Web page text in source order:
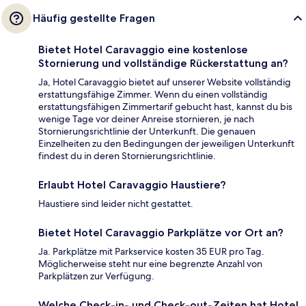
Häufig gestellte Fragen
Bietet Hotel Caravaggio eine kostenlose
Stornierung und vollständige Rückerstattung an?
Ja, Hotel Caravaggio bietet auf unserer Website vollständig
erstattungsfähige Zimmer. Wenn du einen vollständig
erstattungsfähigen Zimmertarif gebucht hast, kannst du bis
wenige Tage vor deiner Anreise stornieren, je nach
Stornierungsrichtlinie der Unterkunft. Die genauen
Einzelheiten zu den Bedingungen der jeweiligen Unterkunft
findest du in deren Stornierungsrichtlinie.
Erlaubt Hotel Caravaggio Haustiere?
Haustiere sind leider nicht gestattet.
Bietet Hotel Caravaggio Parkplätze vor Ort an?
Ja. Parkplätze mit Parkservice kosten 35 EUR pro Tag.
Möglicherweise steht nur eine begrenzte Anzahl von
Parkplätzen zur Verfügung.